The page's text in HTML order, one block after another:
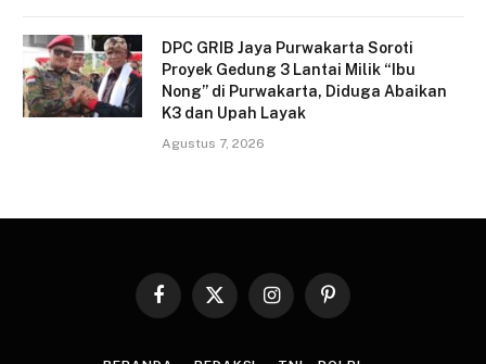
DPC GRIB Jaya Purwakarta Soroti
Proyek Gedung 3 Lantai Milik “Ibu
Nong” di Purwakarta, Diduga Abaikan
K3 dan Upah Layak
Agustus 7, 2026
Facebook
X
InstagramPinterest